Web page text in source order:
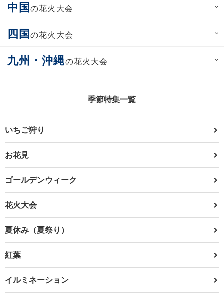
中国の花火大会
四国の花火大会
九州・沖縄の花火大会
季節特集一覧
いちご狩り
お花見
ゴールデンウィーク
花火大会
夏休み（夏祭り）
紅葉
イルミネーション